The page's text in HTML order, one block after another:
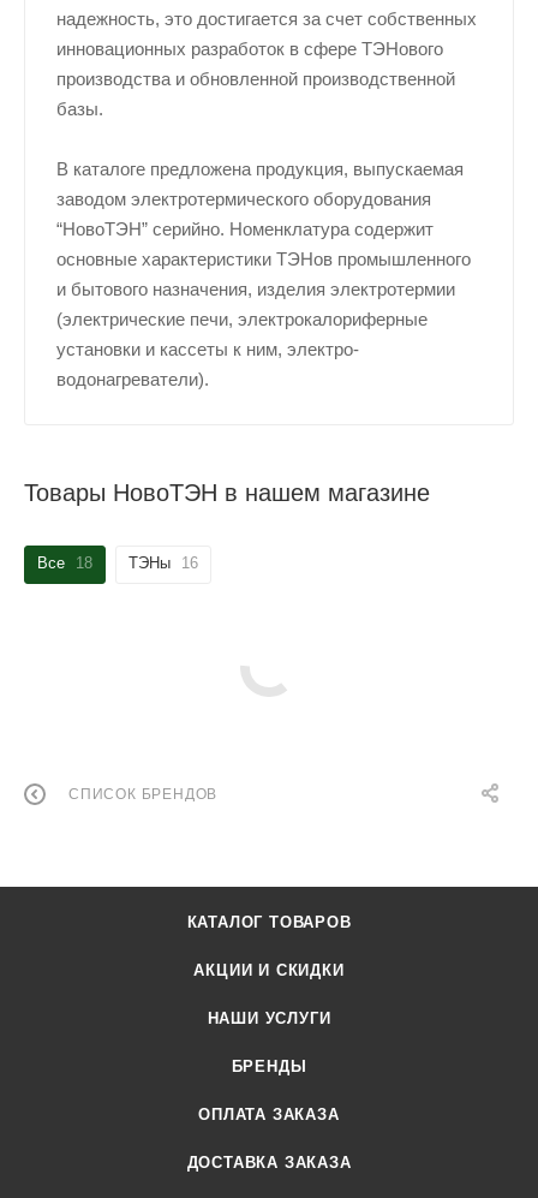
надежность, это достигается за счет собственных
инновационных разработок в сфере TЭHового
производства и обновленной производственной
базы.
В каталоге предложена продукция, выпускаемая
заводом электротермического оборудования
“HовоTЭH” серийно. Номенклатура содержит
основные характеристики TЭHов промышленного
и бытового назначения, изделия электротермии
(электрические печи, электрокалориферные
установки и кассеты к ним, электро-
водонагреватели).
Товары НовоТЭН в нашем магазине
Все 18 ТЭНы 16
СПИСОК БРЕНДОВ
КАТАЛОГ ТОВАРОВ
АКЦИИ И СКИДКИ
НАШИ УСЛУГИ
БРЕНДЫ
ОПЛАТА ЗАКАЗА
ДОСТАВКА ЗАКАЗА